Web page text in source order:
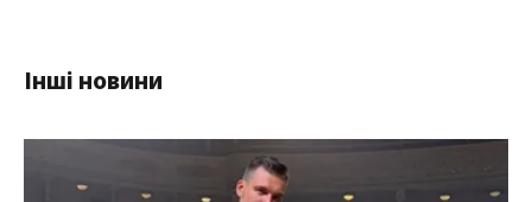
Інші новини